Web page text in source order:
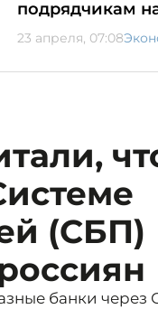
подрядчикам
23 апреля, 07:08
(СБП)
банки через